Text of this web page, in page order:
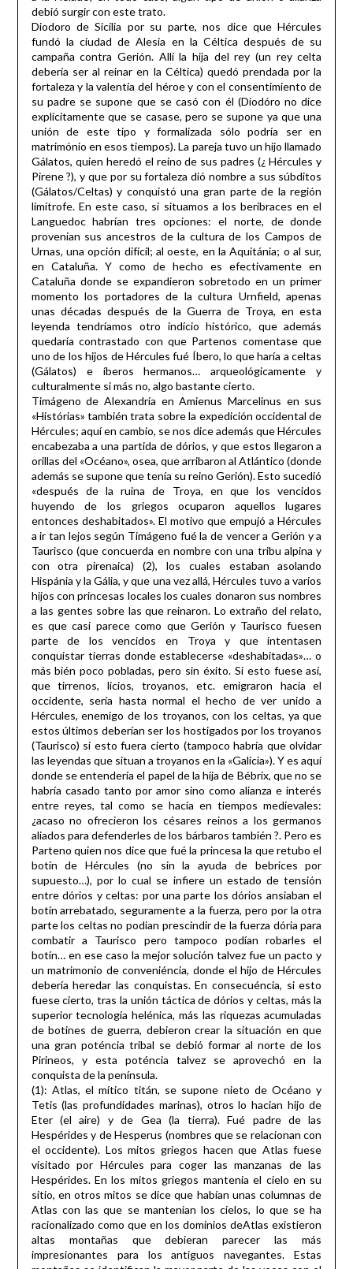
debió surgir con este trato.
Diodoro de Sicília por su parte, nos dice que Hércules
fundó la ciudad de Alesia en la Céltica después de su
campaña contra Gerión. Allí la hija del rey (un rey celta
debería ser al reinar en la Céltica) quedó prendada por la
fortaleza y la valentía del héroe y con el consentimiento de
su padre se supone que se casó con él (Diodóro no dice
explícitamente que se casase, pero se supone ya que una
unión de este tipo y formalizada sólo podría ser en
matrimónio en esos tiempos). La pareja tuvo un hijo llamado
Gálatos, quien heredó el reino de sus padres (¿ Hércules y
Pirene ?), y que por su fortaleza dió nombre a sus súbditos
(Gálatos/Celtas) y conquistó una gran parte de la región
limítrofe. En este caso, si situamos a los beribraces en el
Languedoc habrían tres opciones: el norte, de donde
provenian sus ancestros de la cultura de los Campos de
Urnas, una opción difícil; al oeste, en la Aquitánia; o al sur,
en Cataluña. Y como de hecho es efectivamente en
Cataluña donde se expandieron sobretodo en un primer
momento los portadores de la cultura Urnfield, apenas
unas décadas después de la Guerra de Troya, en esta
leyenda tendríamos otro indício histórico, que además
quedaría contrastado con que Partenos comentase que
uno de los hijos de Hércules fué Íbero, lo que haría a celtas
(Gálatos) e íberos hermanos… arqueológicamente y
culturalmente si más no, algo bastante cierto.
Timágeno de Alexandría en Amienus Marcelinus en sus
«Histórias» también trata sobre la expedición occidental de
Hércules; aquí en cambio, se nos dice además que Hércules
encabezaba a una partida de dórios, y que estos llegaron a
orillas del «Océano», osea, que arribaron al Atlántico (donde
además se supone que tenía su reino Gerión). Esto sucedió
«después de la ruina de Troya, en que los vencidos
huyendo de los griegos ocuparon aquellos lugares
entonces deshabitados». El motivo que empujó a Hércules
a ir tan lejos según Timágeno fué la de vencer a Gerión y a
Taurisco (que concuerda en nombre con una tribu alpina y
con otra pirenaica) (2), los cuales estaban asolando
Hispánia y la Gália, y que una vez allá, Hércules tuvo a varios
hijos con princesas locales los cuales donaron sus nombres
a las gentes sobre las que reinaron. Lo extraño del relato,
es que casi parece como que Gerión y Taurisco fuesen
parte de los vencidos en Troya y que intentasen
conquistar tierras donde establecerse «deshabitadas»… o
más bién poco pobladas, pero sin éxito. Si esto fuese así,
que tirrenos, licios, troyanos, etc. emigraron hacia el
occidente, sería hasta normal el hecho de ver unido a
Hércules, enemigo de los troyanos, con los celtas, ya que
estos últimos deberían ser los hostigados por los troyanos
(Taurisco) si esto fuera cierto (tampoco habría que olvidar
las leyendas que situan a troyanos en la «Galícia»). Y es aquí
donde se entendería el papel de la hija de Bébrix, que no se
habría casado tanto por amor sino como alianza e interés
entre reyes, tal como se hacía en tiempos medievales:
¿acaso no ofrecieron los césares reinos a los germanos
aliados para defenderles de los bárbaros también ?. Pero es
Parteno quien nos dice que fué la princesa la que retubo el
botín de Hércules (no sin la ayuda de bebrices por
supuesto…), por lo cual se infiere un estado de tensión
entre dórios y celtas: por una parte los dórios ansiaban el
botín arrebatado, seguramente a la fuerza, pero por la otra
parte los celtas no podian prescindir de la fuerza dória para
combatir a Taurisco pero tampoco podían robarles el
botín… en ese caso la mejor solución talvez fue un pacto y
un matrimonio de conveniéncia, donde el hijo de Hércules
debería heredar las conquistas. En consecuéncia, si esto
fuese cierto, tras la unión táctica de dórios y celtas, más la
superior tecnología helénica, más las riquezas acumuladas
de botines de guerra, debieron crear la situación en que
una gran poténcia tribal se debió formar al norte de los
Pirineos, y esta poténcia talvez se aprovechó en la
conquista de la península.
(1): Atlas, el mítico titán, se supone nieto de Océano y
Tetis (las profundidades marinas), otros lo hacian hijo de
Eter (el aire) y de Gea (la tierra). Fué padre de las
Hespérides y de Hesperus (nombres que se relacionan con
el occidente). Los mitos griegos hacen que Atlas fuese
visitado por Hércules para coger las manzanas de las
Hespérides. En los mitos griegos mantenia el cielo en su
sitio, en otros mitos se dice que habían unas columnas de
Atlas con las que se mantenian los cielos, lo que se ha
racionalizado como que en los dominios deAtlas existieron
altas montañas que debieran parecer las más
impresionantes para los antiguos navegantes. Estas